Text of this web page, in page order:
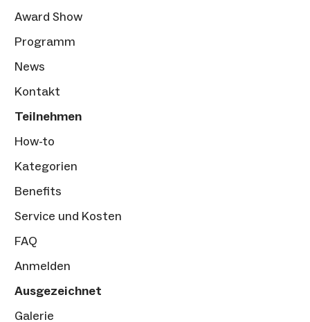
Award Show
Programm
News
Kontakt
Teilnehmen
How-to
Kategorien
Benefits
Service und Kosten
FAQ
Anmelden
Ausgezeichnet
Galerie